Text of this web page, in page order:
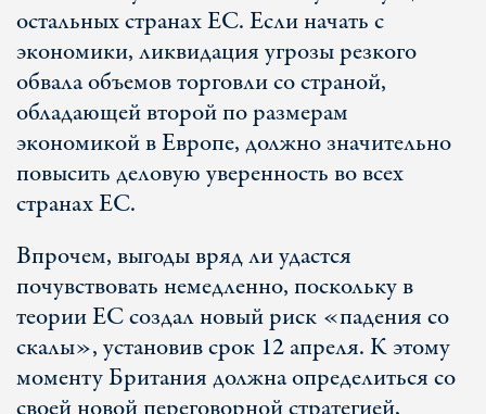
остальных странах ЕС. Если начать с
экономики, ликвидация угрозы резкого
обвала объемов торговли со страной,
обладающей второй по размерам
экономикой в Европе, должно значительно
повысить деловую уверенность во всех
странах ЕС.
Впрочем, выгоды вряд ли удастся
почувствовать немедленно, поскольку в
теории ЕС создал новый риск «падения со
скалы», установив срок 12 апреля. К этому
моменту Британия должна определиться со